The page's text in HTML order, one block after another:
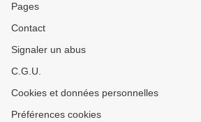
Pages
Contact
Signaler un abus
C.G.U.
Cookies et données personnelles
Préférences cookies